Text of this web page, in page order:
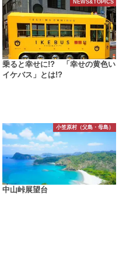
NEWS&TOPICS
乗ると幸せに!? 「幸せの黄色い
イケバス」とは!?
小笠原村（父島・母島）
中山峠展望台